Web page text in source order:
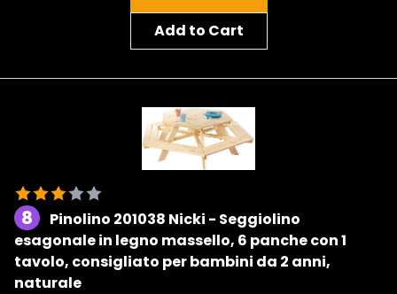
Add to Cart
8
Pinolino 201038 Nicki - Seggiolino
esagonale in legno massello, 6 panche con 1
tavolo, consigliato per bambini da 2 anni,
naturale